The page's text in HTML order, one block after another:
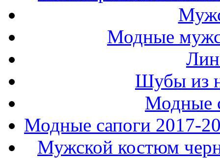
Модные
Шубы из
Модные
Модные сапоги 2017-
Мужской костюм